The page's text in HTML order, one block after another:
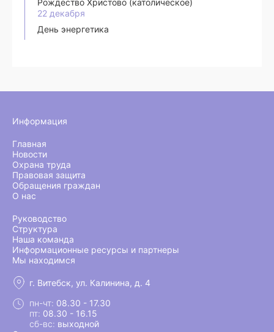
Рождество Христово (католическое)
22 декабря
День энергетика
Информация
Главная
Новости
Охрана труда
Правовая защита
Обращения граждан
О нас
Руководство
Структура
Наша команда
Информационные ресурсы и партнеры
Мы находимся
г. Витебск, ул. Калинина, д. 4
пн-чт: 08.30 - 17.30
пт: 08.30 - 16.15
сб-вс: выходной